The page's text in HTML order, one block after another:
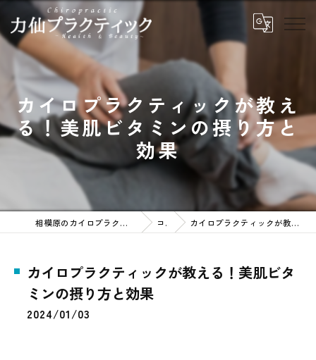
カイロプラクティックが教え
る！美肌ビタミンの摂り方と
効果
相模原のカイロプラクティックなら力仙プラクティック コラム カイロプラクティックが教える！美肌ビタミンの摂り方と効果
カイロプラクティックが教える！美肌ビタ
ミンの摂り方と効果
2024/01/03